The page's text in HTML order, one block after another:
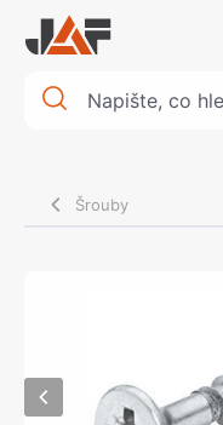
Šrouby